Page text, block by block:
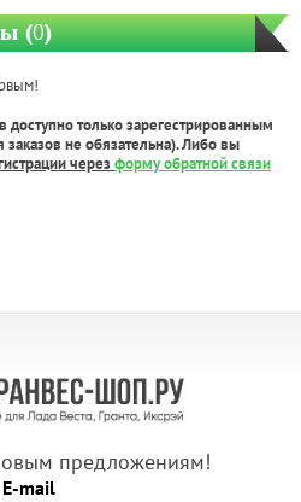
(0)
только зарегестрированным
заказов не обязательна). Либо вы
через форму обратной связи
предложениям!
E-mail